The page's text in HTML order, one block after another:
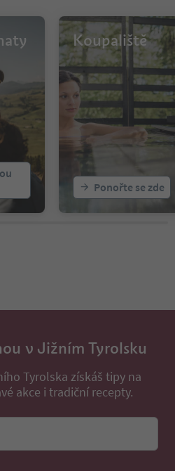
Koupaliště
Ponořte se zde
v Jižním Tyrolsku
Tyrolska získáš tipy na
akce i tradiční recepty.